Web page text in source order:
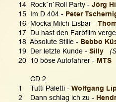
14  Rock`n`Roll Party - Jörg
15  Im D 404 - Peter
16  Mocka Milch Eisbar -
17  Du hast den Farbfilm
18  Absolute Stille - Bebbo
19  Der letzte Kunde - Silly
20  10 böse Autofahrer - MTS
      CD 2
1    Tutti Paletti - Wolfgang
2    Dann schlag ich zu -